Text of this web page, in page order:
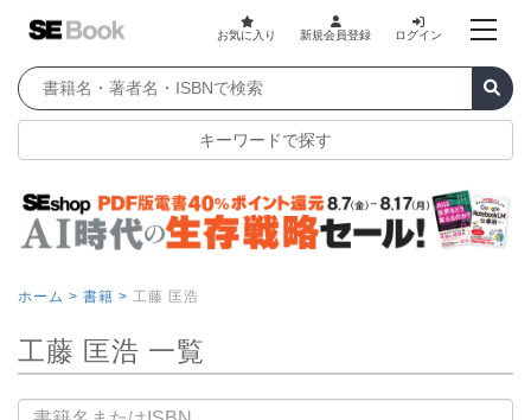
お気に入り 新規会員登録 ログイン
キーワードで探す
ホーム > 書籍 > 工藤 匡浩
工藤 匡浩 一覧
書籍名